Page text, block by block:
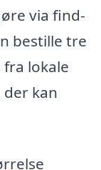
via find-
bestille tre
lokale
kan